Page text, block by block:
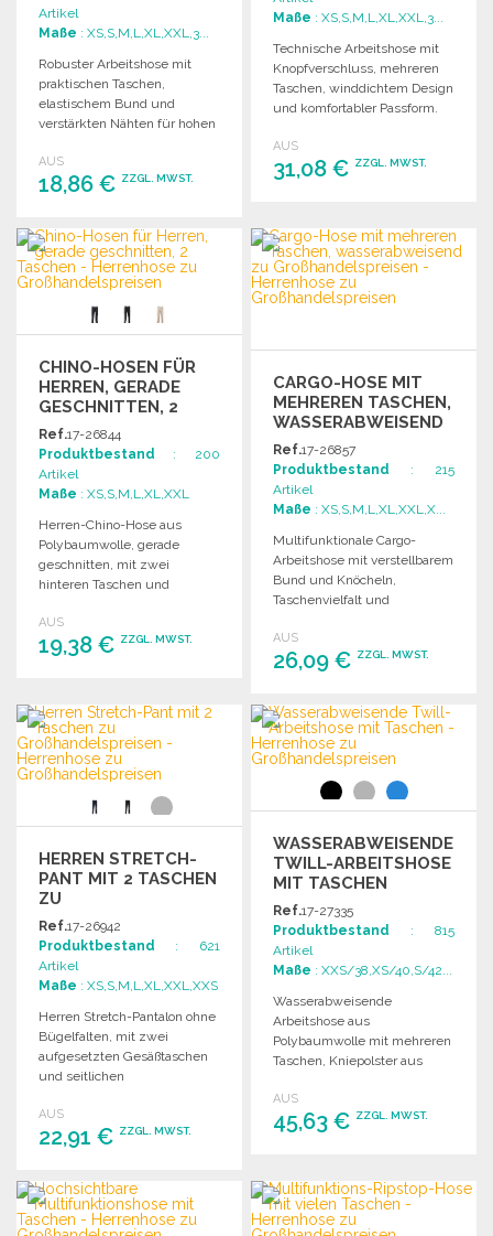
Artikel
Maße : XS,S,M,L,XL,XXL,3...
Robuster Arbeitshose mit
praktischen Taschen,
elastischem Bund und
verstärkten Nähten für hohen
Funktionalität.
AUS
18,86 € ZZGL. MWST.
BESTELLEN
Angebot anfordern
Maße : XS,S,M,L,XL,XXL,3...
Technische Arbeitshose mit
Knopfverschluss, mehreren
Taschen, winddichtem Design
und komfortabler Passform.
verstärkten Nähten.
AUS
31,08 € ZZGL. MWST.
Angebot anfordern
CHINO-HOSEN FÜR
HERREN, GERADE
GESCHNITTEN, 2
TASCHEN
Ref.17-26844
Produktbestand : 200
Artikel
Maße : XS,S,M,L,XL,XXL
Herren-Chino-Hose aus
Polybaumwolle, gerade
geschnitten, mit zwei
hinteren Taschen und
legere Anlässe.
AUS
19,38 € ZZGL. MWST.
Angebot anfordern
CARGO-HOSE MIT
MEHREREN TASCHEN,
WASSERABWEISEND
ZU
GROSSHANDELSPREISEN
Ref.17-26857
Produktbestand : 215
Artikel
Maße : XS,S,M,L,XL,XXL,X...
Multifunktionale Cargo-
Arbeitshose mit verstellbarem
Bund und Knöcheln,
Taschenvielfalt und
zusätzlichen Komfort und
Haltbarkeit.
AUS
26,09 € ZZGL. MWST.
BESTELLEN
Angebot anfordern
HERREN STRETCH-
PANT MIT 2 TASCHEN
ZU
GROSSHANDELSPREISEN
Ref.17-26942
Produktbestand : 621
Artikel
Maße : XS,S,M,L,XL,XXL,XXS
Herren Stretch-Pantalon ohne
Bügelfalten, mit zwei
aufgesetzten Gesäßtaschen
und seitlichen
bequeme Alltagskleidung.
AUS
22,91 € ZZGL. MWST.
BESTELLEN
Angebot anfordern
WASSERABWEISENDE
TWILL-ARBEITSHOSE
MIT TASCHEN
Ref.17-27335
Produktbestand : 815
Artikel
Maße : XXS/38,XS/40,S/42...
Wasserabweisende
Arbeitshose aus
Polybaumwolle mit mehreren
Taschen, Kniepolster aus
Saum. Slim Fit Schnitt.
AUS
45,63 € ZZGL. MWST.
Angebot anfordern